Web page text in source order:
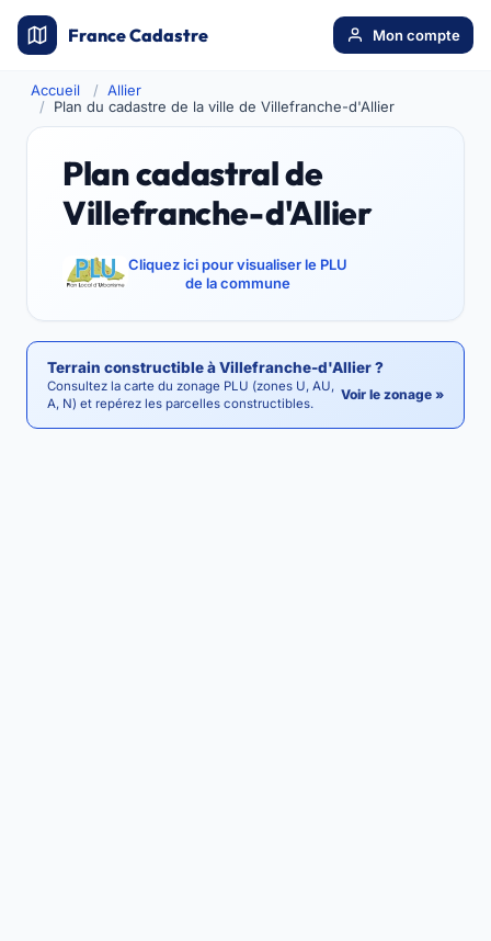
France Cadastre Mon compte
Accueil
Allier
Plan du cadastre de la ville de Villefranche-d'Allier
Plan cadastral de
Villefranche-d'Allier
Cliquez ici pour visualiser le PLU
de la commune
Terrain constructible à Villefranche-d'Allier ?
Consultez la carte du zonage PLU (zones U, AU,
A, N) et repérez les parcelles constructibles.
Voir le zonage »